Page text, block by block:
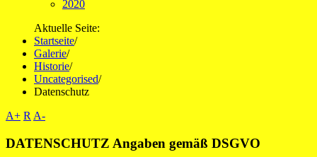
2020
Aktuelle Seite:
Startseite/
Galerie/
Historie/
Uncategorised/
Datenschutz
A+ R A-
DATENSCHUTZ Angaben gemäß DSGVO